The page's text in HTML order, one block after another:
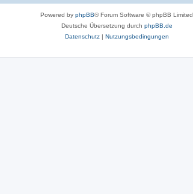
Powered by phpBB® Forum Software © phpBB Limited
Deutsche Übersetzung durch phpBB.de
Datenschutz| Nutzungsbedingungen